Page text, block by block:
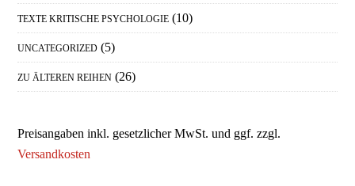
TEXTE KRITISCHE PSYCHOLOGIE (10)
UNCATEGORIZED (5)
ZU ÄLTEREN REIHEN (26)
Preisangaben inkl. gesetzlicher MwSt. und ggf. zzgl.
Versandkosten